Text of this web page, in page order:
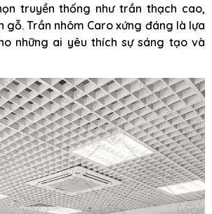
truyền thống như trần thạch cao,
gỗ. Trần nhôm Caro xứng đáng là lựa
những ai yêu thích sự sáng tạo và